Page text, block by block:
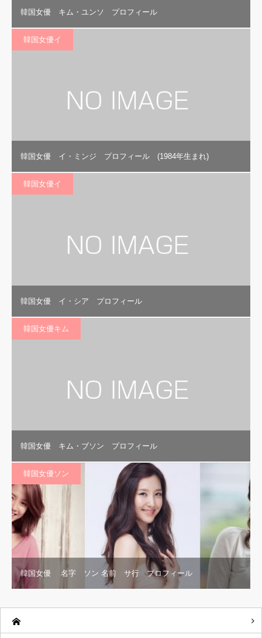
韓国女優 キム・ユンソ プロフィール
韓国女優イ
韓国女優 イ・ミンジ プロフィール (1984年生まれ)
韓国女優イ
韓国女優 イ・シア プロフィール
韓国女優キム
韓国女優 キム・ブソン プロフィール
韓国女優ソン
韓国女優 名字 ソン 名前 サ行 プロフィール